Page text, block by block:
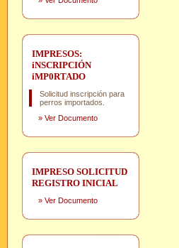
IMPRESOS:
iNSCRIPCIÓN
iMP0RTADO
Solicitud inscripción para
perros importados.
» Ver Documento
IMPRESO SOLICITUD
REGISTRO INICIAL
» Ver Documento